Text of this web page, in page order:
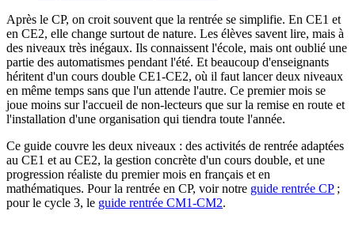
Après le CP, on croit souvent que la rentrée se simplifie. En CE1 et
en CE2, elle change surtout de nature. Les élèves savent lire, mais à
des niveaux très inégaux. Ils connaissent l'école, mais ont oublié une
partie des automatismes pendant l'été. Et beaucoup d'enseignants
héritent d'un cours double CE1-CE2, où il faut lancer deux niveaux
en même temps sans que l'un attende l'autre. Ce premier mois se
joue moins sur l'accueil de non-lecteurs que sur la remise en route et
l'installation d'une organisation qui tiendra toute l'année.
Ce guide couvre les deux niveaux : des activités de rentrée adaptées
au CE1 et au CE2, la gestion concrète d'un cours double, et une
progression réaliste du premier mois en français et en
mathématiques. Pour la rentrée en CP, voir notre guide rentrée CP ;
pour le cycle 3, le guide rentrée CM1-CM2.